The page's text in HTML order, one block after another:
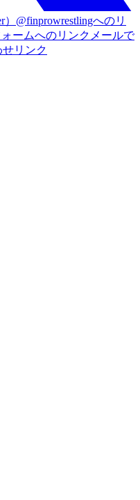
@finprowrestlingへのリ
ームへのリンク メールで
リンク